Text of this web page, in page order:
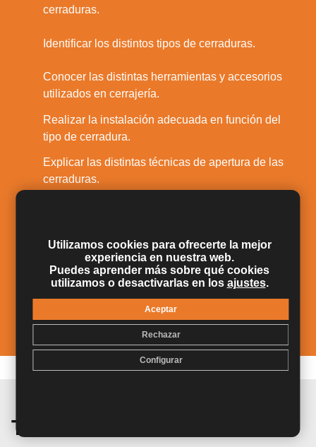
cerraduras.
Identificar los distintos tipos de cerraduras.
Conocer las distintas herramientas y accesorios
utilizados en cerrajería.
Realizar la instalación adecuada en función del
tipo de cerradura.
Explicar las distintas técnicas de apertura de las
cerraduras.
Analizar el tipo de avería para identificar las
causas de la misma.
8.
Comprender los diferentes riesgos laborales y
saber cómo prevenirlos.
Temario de la materia
Utilizamos cookies para ofrecerte la mejor
experiencia en nuestra web.
Puedes aprender más sobre qué cookies
utilizamos o desactivarlas en losajustes.
Aceptar
Rechazar
Configurar